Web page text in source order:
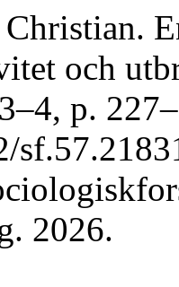
och
p.
2026.